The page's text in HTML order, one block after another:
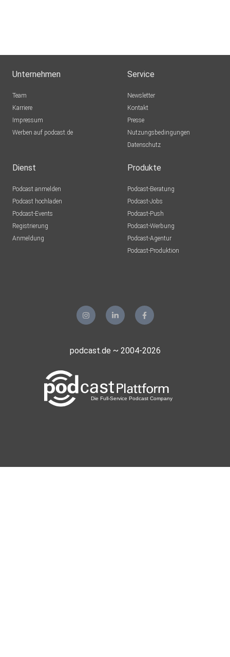
Eydigger
FaszinationStreichhoelzer
selters
Unternehmen
Team
Karriere
Impressum
Werben auf podcast.de
Service
Newsletter
Kontakt
Presse
Nutzungsbedingungen
Datenschutz
Dienst
Podcast anmelden
Podcast hochladen
Podcast-Events
Registrierung
Anmeldung
Produkte
Podcast-Beratung
Podcast-Jobs
Podcast-Push
Podcast-Werbung
Podcast-Agentur
Podcast-Produktion
podcast.de ~ 2004-2026